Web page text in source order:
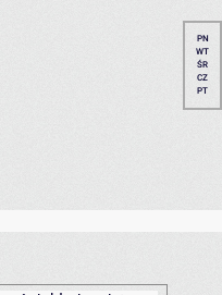
PN
WT
ŚR
CZ
PT